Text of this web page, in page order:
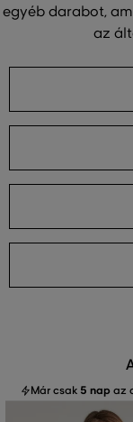
egyéb darabot,
az
Már csak 5 nap az